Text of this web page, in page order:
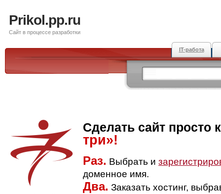
Prikol.pp.ru
Сайт в процессе разработки
IT-работа
Сделать сайт просто
три»!
Раз. Выбрать и
доменное имя.
Два. Заказать хостинг,